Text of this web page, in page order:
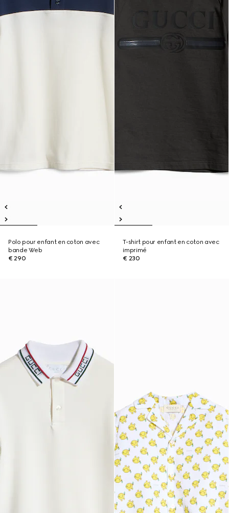
Polo pour enfant en coton avec
bande Web
€ 290
T-shirt pour enfant en coton avec
imprimé
€ 230